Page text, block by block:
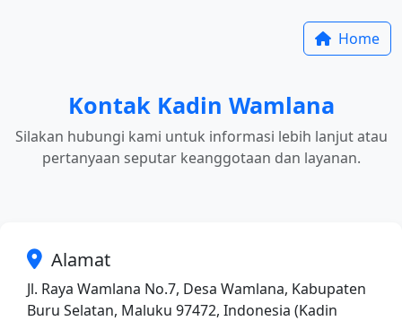
Home
Kontak Kadin Wamlana
Silakan hubungi kami untuk informasi lebih lanjut atau
pertanyaan seputar keanggotaan dan layanan.
Alamat
Jl. Raya Wamlana No.7, Desa Wamlana, Kabupaten
Buru Selatan, Maluku 97472, Indonesia (Kadin